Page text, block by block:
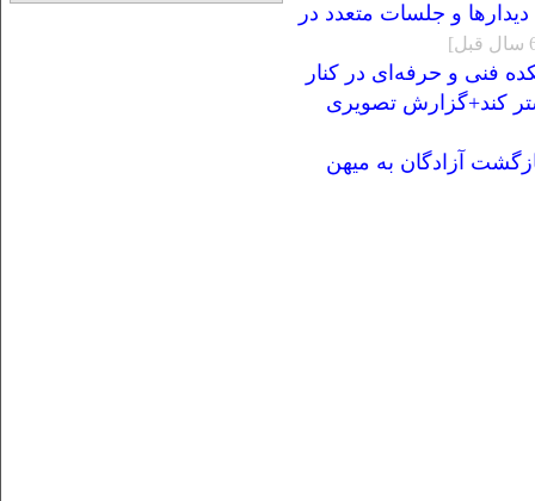
و جلسات متعدد در
فنی و حرفه‌ای در کنار
کند+گزارش تصویری
آزادگان به میهن